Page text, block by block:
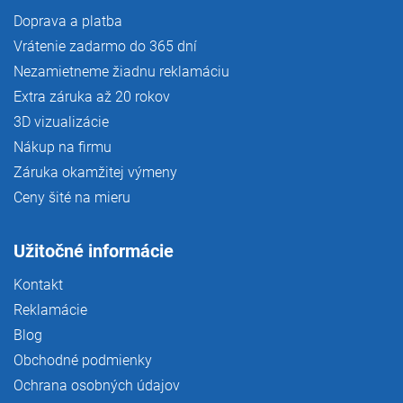
Doprava a platba
Vrátenie zadarmo do 365 dní
Nezamietneme žiadnu reklamáciu
Extra záruka až 20 rokov
3D vizualizácie
Nákup na firmu
Záruka okamžitej výmeny
Ceny šité na mieru
Užitočné informácie
Kontakt
Reklamácie
Blog
Obchodné podmienky
Ochrana osobných údajov